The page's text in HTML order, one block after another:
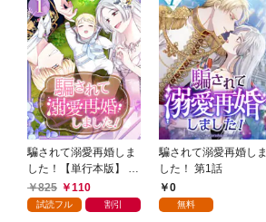
騙されて溺愛再婚しま
した！【単行本版】 1
巻825 110
試読フル 割引
騙されて溺愛再婚しま
した！ 第1話
0
無料